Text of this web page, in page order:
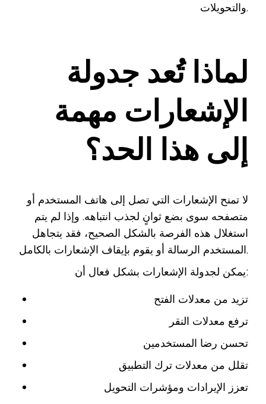
والتحويلات.
لماذا تُعد جدولة
الإشعارات مهمة
إلى هذا الحد؟
لا تمنح الإشعارات التي تصل إلى هاتف المستخدم أو
متصفحه سوى بضع ثوانٍ لجذب انتباهه. وإذا لم يتم
استغلال هذه الفرصة بالشكل الصحيح، فقد يتجاهل
المستخدم الرسالة أو يقوم بإيقاف الإشعارات بالكامل.
يمكن لجدولة الإشعارات بشكل فعال أن:
تزيد من معدلات الفتح
ترفع معدلات النقر
تحسن رضا المستخدمين
تقلل من معدلات ترك التطبيق
تعزز الإيرادات ومؤشرات التحويل